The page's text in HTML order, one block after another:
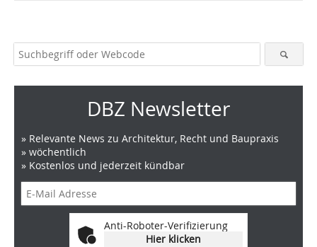
DBZ Newsletter
» Relevante News zu Architektur, Recht und Baupraxis
» wöchentlich
» Kostenlos und jederzeit kündbar
Anti-Roboter-Verifizierung
Hier klicken